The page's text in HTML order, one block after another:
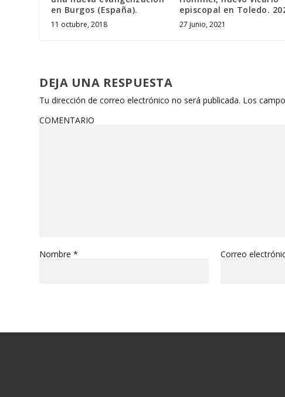
en Burgos (España).
11 octubre, 2018
episcopal en Toledo.
27 junio, 2021
DEJA UNA RESPUESTA
Tu dirección de correo electrónico no será publicada. Los
COMENTARIO
Nombre* Correo